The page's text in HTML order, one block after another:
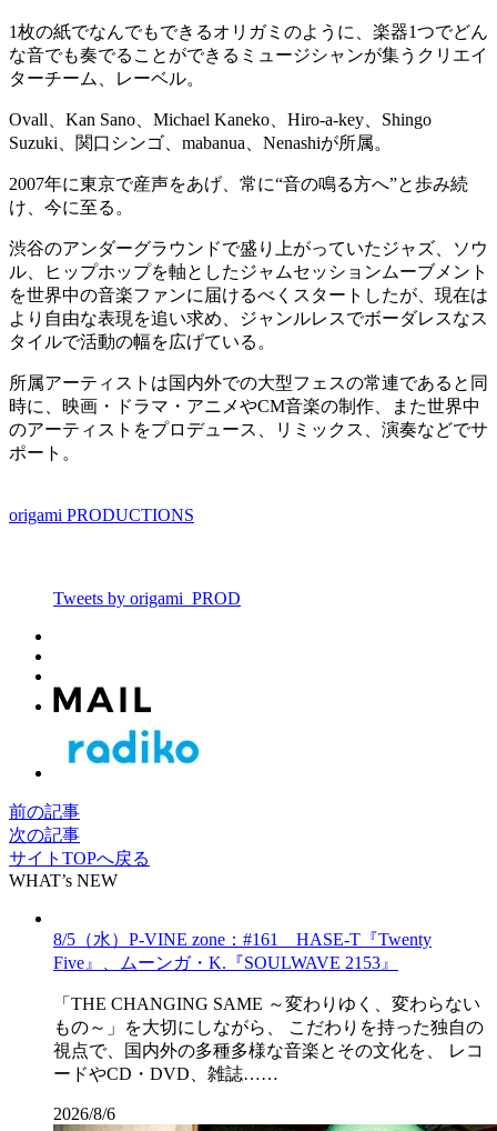
1枚の紙でなんでもできるオリガミのように、楽器1つでどん
な音でも奏でることができるミュージシャンが集うクリエイ
ターチーム、レーベル。
Ovall、Kan Sano、Michael Kaneko、Hiro-a-key、Shingo
Suzuki、関口シンゴ、mabanua、Nenashiが所属。
2007年に東京で産声をあげ、常に“音の鳴る方へ”と歩み続
け、今に至る。
渋谷のアンダーグラウンドで盛り上がっていたジャズ、ソウ
ル、ヒップホップを軸としたジャムセッションムーブメント
を世界中の音楽ファンに届けるべくスタートしたが、現在は
より自由な表現を追い求め、ジャンルレスでボーダレスなス
タイルで活動の幅を広げている。
所属アーティストは国内外での大型フェスの常連であると同
時に、映画・ドラマ・アニメやCM音楽の制作、また世界中
のアーティストをプロデュース、リミックス、演奏などでサ
ポート。
origami PRODUCTIONS
Tweets by origami_PROD
前の記事
次の記事
サイトTOPへ戻る
WHAT’s NEW
8/5（水）P-VINE zone：#161 HASE-T『Twenty
Five』、ムーンガ・K.『SOULWAVE 2153』
「THE CHANGING SAME ～変わりゆく、変わらない
もの～」を大切にしながら、 こだわりを持った独自の
視点で、国内外の多種多様な音楽とその文化を、 レコ
ードやCD・DVD、雑誌……
2026/8/6